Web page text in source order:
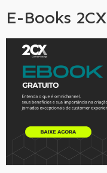
E-Books 2CX